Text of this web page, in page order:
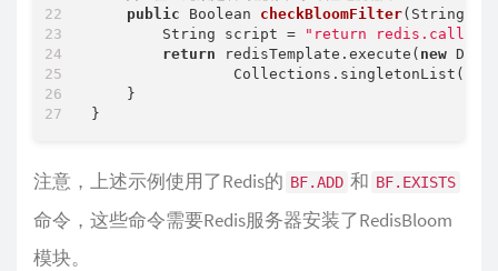
public Boolean checkBloomFilter(String
        String script =
"return
return redisTemplate.execute( new
    }
注意，上述示例使用了Redis的 BF.ADD 和 BF.EXISTS
命令，这些命令需要Redis服务器安装了RedisBloom
模块。